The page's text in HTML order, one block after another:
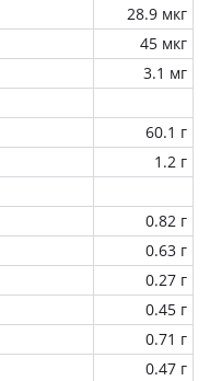
28.9 мкг
45 мкг
3.1 мг
60.1 г
1.2 г
0.82 г
0.63 г
0.27 г
0.45 г
0.71 г
0.47 г